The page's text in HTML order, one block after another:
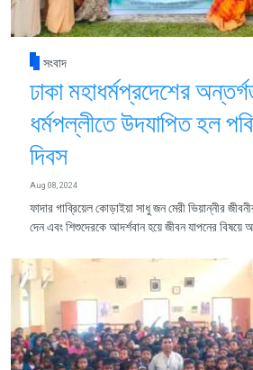
সংবাদ
ঢাকা মহাধর্মপ্রদেশের
ধর্মপল্লীতে উদযাপিত হল
দিবস
Aug 08, 2024
ফাদার গাব্রিয়েল কোড়াইয়া সাধু জন মেরী ভিয়ান্নীর
দেন এবং শিশুদেরকে আদর্শবান হয়ে জীবন যাপনের